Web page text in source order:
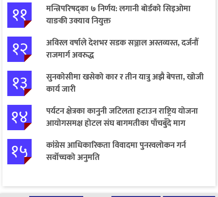
११
मन्त्रिपरिषद्का ७ निर्णय: लगानी बोर्डको सिइओमा
याङकी उक्याव नियुक्त
१२
अविरल वर्षाले देशभर सडक सञ्जाल अस्तव्यस्त, दर्जनौँ
राजमार्ग अवरुद्ध
१३
सुनकोसीमा खसेको कार र तीन यात्रु अझै बेपत्ता, खोजी
कार्य जारी
१४
पर्यटन क्षेत्रका कानुनी जटिलता हटाउन राष्ट्रिय योजना
आयोगसमक्ष होटल संघ बागमतीका पाँचबुँदे माग
१५
कांग्रेस आधिकारिकता विवादमा पुनरवलोकन गर्न
सर्वोच्चको अनुमति